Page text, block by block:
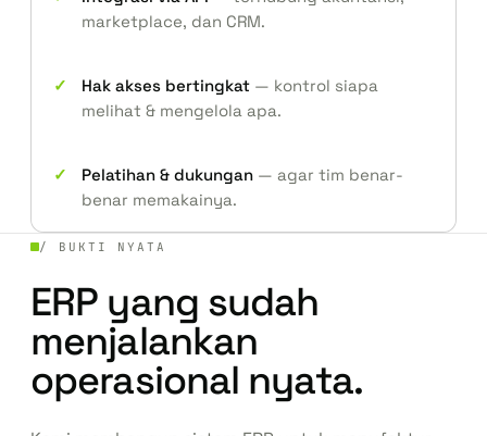
marketplace, dan CRM.
Hak akses bertingkat — kontrol siapa
melihat & mengelola apa.
Pelatihan & dukungan — agar tim benar-
benar memakainya.
/ BUKTI NYATA
ERP yang sudah
menjalankan
operasional nyata.